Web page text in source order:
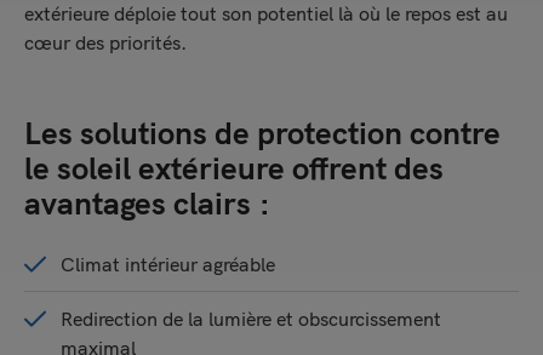
extérieure déploie tout son potentiel là où le repos est au
cœur des priorités.
Les solutions de protection contre
le soleil extérieure offrent des
avantages clairs :
Climat intérieur agréable
Redirection de la lumière et obscurcissement
maximal